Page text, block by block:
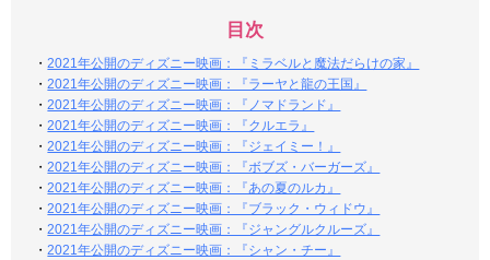
目次
・2021年公開のディズニー映画：『ミラベルと魔法だらけの家』
・2021年公開のディズニー映画：『ラーヤと龍の王国』
・2021年公開のディズニー映画：『ノマドランド』
・2021年公開のディズニー映画：『クルエラ』
・2021年公開のディズニー映画：『ジェイミー！』
・2021年公開のディズニー映画：『ボブズ・バーガーズ』
・2021年公開のディズニー映画：『あの夏のルカ』
・2021年公開のディズニー映画：『ブラック・ウィドウ』
・2021年公開のディズニー映画：『ジャングルクルーズ』
・2021年公開のディズニー映画：『シャン・チー』